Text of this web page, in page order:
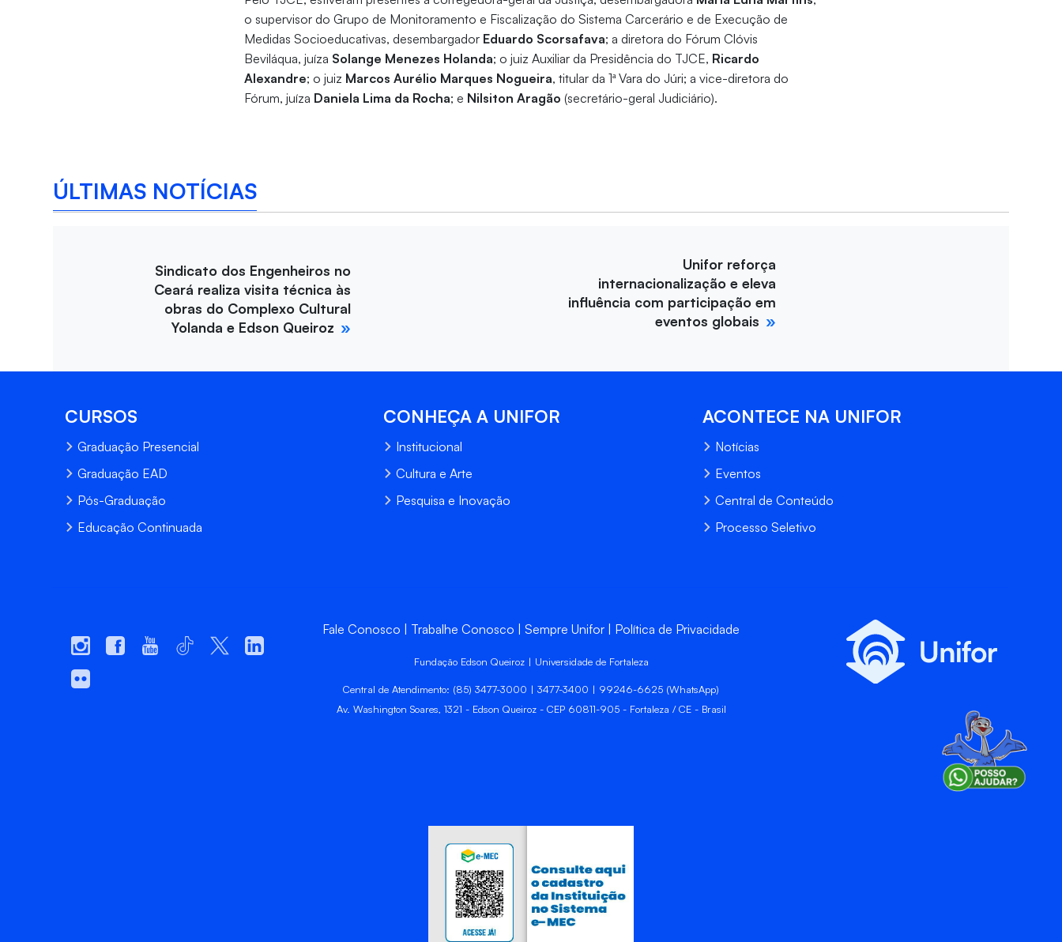
o supervisor do Grupo de Monitoramento e Fiscalização do Sistema Carcerário e de Execução de
Medidas Socioeducativas, desembargador Eduardo Scorsafava; a diretora do Fórum Clóvis
Beviláqua, juíza Solange Menezes Holanda; o juiz Auxiliar da Presidência do TJCE, Ricardo
Alexandre; o juiz Marcos Aurélio Marques Nogueira, titular da 1ª Vara do Júri; a vice-diretora do
Fórum, juíza Daniela Lima da Rocha; e Nilsiton Aragão (secretário-geral Judiciário).
ÚLTIMAS NOTÍCIAS
Sindicato dos Engenheiros no
Ceará realiza visita técnica às
obras do Complexo Cultural
Yolanda e Edson Queiroz
Unifor reforça
internacionalização e eleva
influência com participação em
eventos globais
CURSOS
Graduação Presencial
Graduação EAD
Pós-Graduação
Educação Continuada
CONHEÇA A UNIFOR
Institucional
Cultura e Arte
Pesquisa e Inovação
ACONTECE NA UNIFOR
Notícias
Eventos
Central de Conteúdo
Processo Seletivo
Fale Conosco Trabalhe Conosco Sempre Unifor Política de Privacidade
Fundação Edson Queiroz | Universidade de Fortaleza
Central de Atendimento: (85) 3477-3000 | 3477-3400 | 99246-6625 (WhatsApp)
Av. Washington Soares, 1321 - Edson Queiroz - CEP 60811-905 - Fortaleza / CE - Brasil